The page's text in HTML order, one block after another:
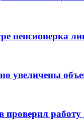
пенсионерка
увеличены